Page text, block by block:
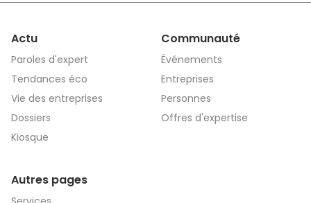
Actu
Paroles d'expert
Tendances éco
Vie des entreprises
Dossiers
Kiosque
Communauté
Événements
Entreprises
Personnes
Offres d'expertise
Autres pages